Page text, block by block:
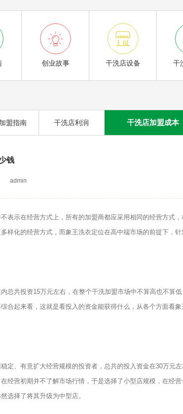

创业故事

干洗店设备 干
加盟指南 干洗店利润 干洗店加盟成本
钱
admin
示在经营方式上，所有的加盟商都应采用相同的经营方式，
样化的经营方式，而象王洗衣定位在高中端市场的前提下，针
共投资15万元左右，在整个干洗加盟市场中不算高也不算低
合起来看，这就是看投入的资金能获得什么，从各个方面看象
、有意扩大经营规模的投资者，总共的投入资金在30万元左
经营初期并不了解市场行情，于是选择了小型店规模，在经营
选择了将其升级为中型店。